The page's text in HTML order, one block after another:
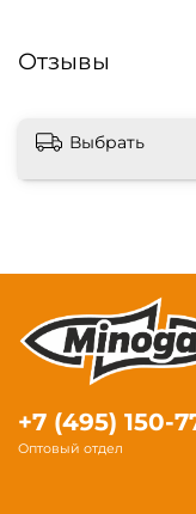
Отзывы
Выбрать
+7 (495) 150-
Оптовый отдел